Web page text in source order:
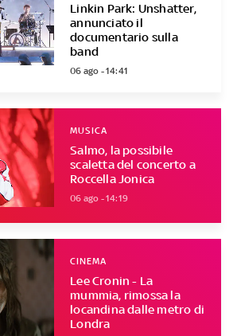
Linkin Park: Unshatter,
annunciato il
documentario sulla
band
06 ago - 14:41
Salmo, la possibile
scaletta del concerto a
Roccella Jonica
MUSICA
06 ago - 14:19
Lee Cronin - La
mummia, rimossa la
locandina dalle metro di
Londra
CINEMA